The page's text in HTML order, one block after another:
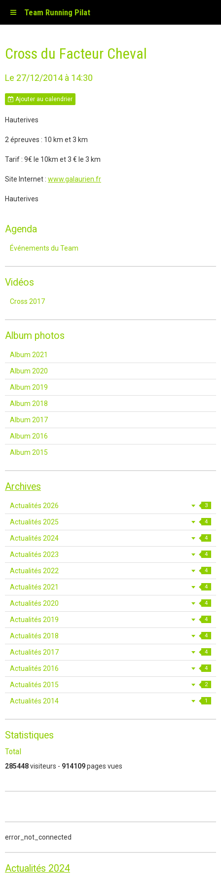
Team Running Pilat
Cross du Facteur Cheval
Le 27/12/2014 à 14:30
Ajouter au calendrier
Hauterives
2 épreuves : 10 km et 3 km
Tarif : 9€ le 10km et 3 € le 3 km
Site Internet : www.galaurien.fr
Hauterives
Agenda
Événements du Team
Vidéos
Cross 2017
Album photos
Album 2021
Album 2020
Album 2019
Album 2018
Album 2017
Album 2016
Album 2015
Archives
Actualités 2026 3
Actualités 2025 4
Actualités 2024 4
Actualités 2023 4
Actualités 2022 4
Actualités 2021 4
Actualités 2020 4
Actualités 2019 4
Actualités 2018 4
Actualités 2017 4
Actualités 2016 4
Actualités 2015 2
Actualités 2014 1
Statistiques
Total
285448visiteurs - 914109pages vues
error_not_connected
Actualités 2024